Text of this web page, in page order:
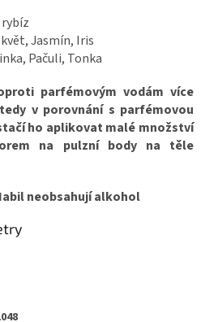
Jasmín, Iris
Pačuli, Tonka
parfémovým vodám více
v porovnání s parfémovou
ho aplikovat malé množství
na pulzní body na těle
neobsahují alkohol